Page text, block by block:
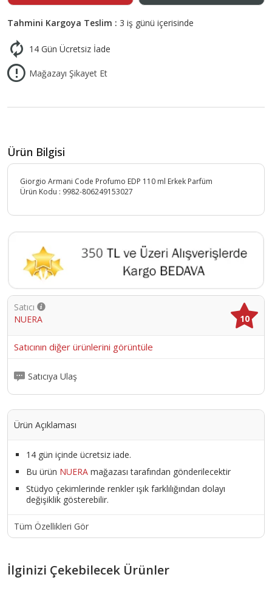
Tahmini Kargoya Teslim : 3 iş günü içerisinde
14 Gün Ücretsiz İade
Mağazayı Şikayet Et
Ürün Bilgisi
Giorgio Armani Code Profumo EDP 110 ml Erkek Parfüm
Ürün Kodu : 9982-806249153027
Satıcı
NUERA
10
Satıcının diğer ürünlerini görüntüle
Satıcıya Ulaş
Ürün Açıklaması
14 gün içinde ücretsiz iade.
Bu ürün NUERA mağazası tarafından gönderilecektir
Stüdyo çekimlerinde renkler ışık farklılığından dolayı
değişiklik gösterebilir.
Tüm Özellikleri Gör
İlginizi Çekebilecek Ürünler